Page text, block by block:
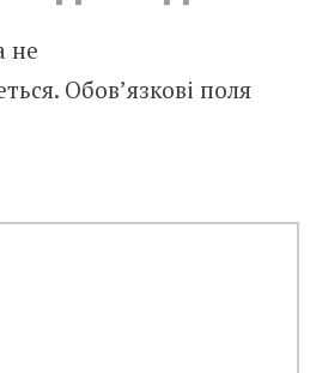
не
Обов’язкові поля